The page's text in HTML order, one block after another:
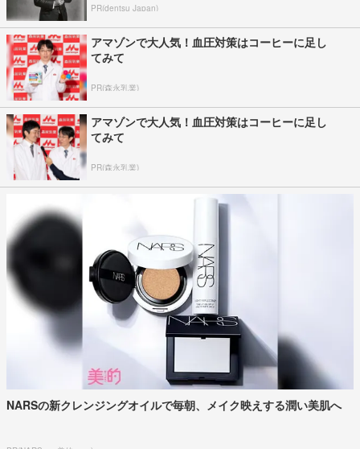
PR(dentsu Japan)
アマゾンで大人気！血圧対策はコーヒーに足し
てみて
PR(森永乳業)
アマゾンで大人気！血圧対策はコーヒーに足し
てみて
PR(森永乳業)
NARSの新クレンジングオイルで毎朝、メイク映えする潤い美肌へ